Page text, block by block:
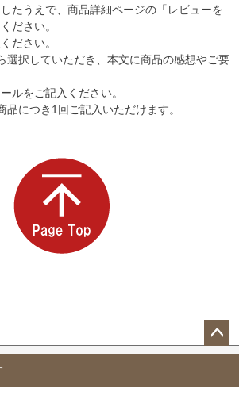
たうえで、商品詳細ページの「レビューを
ださい。
ださい。
選択していただき、本文に商品の感想やご要
ルをご記入ください。
品につき1回ご記入いただけます。
ペー
ップ